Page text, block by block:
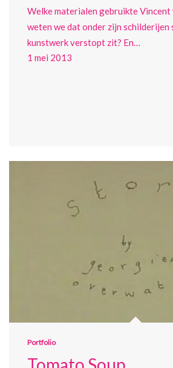
Welke materialen gebruikte Vincent
weten we dat onder zijn schilderijen
kunstwerk verstopt zit? En…
1 mei 2013
Portfolio